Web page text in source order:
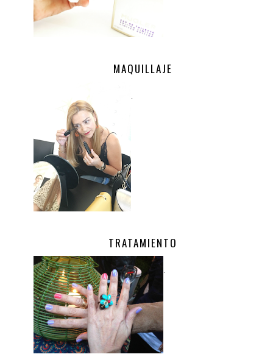
MAQUILLAJE
TRATAMIENTO